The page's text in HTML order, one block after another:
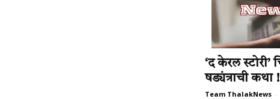
‘द केरल स्टोरी’
षड्यंत्राची कथा
Team ThalakNews -